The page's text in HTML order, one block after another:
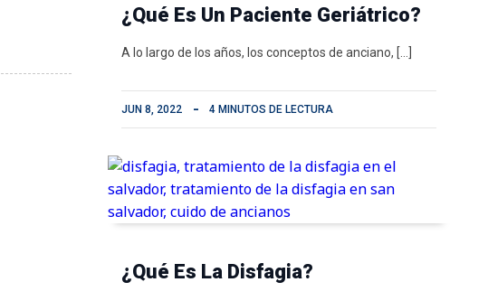
¿Qué Es Un Paciente Geriátrico?
A lo largo de los años, los conceptos de anciano, […]
JUN 8, 2022 4 MINUTOS DE LECTURA
¿Qué Es La Disfagia?